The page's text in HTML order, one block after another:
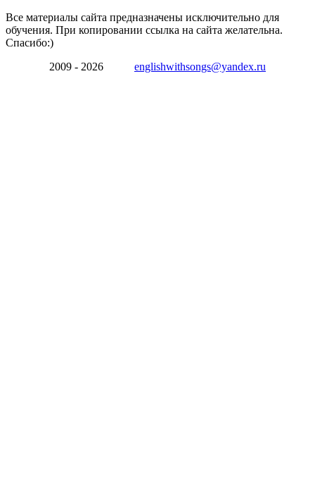
Все материалы сайта предназначены исключительно для
обучения. При копировании ссылка на сайта желательна.
Спасибо:)
2009 - 2026 englishwithsongs@yandex.ru